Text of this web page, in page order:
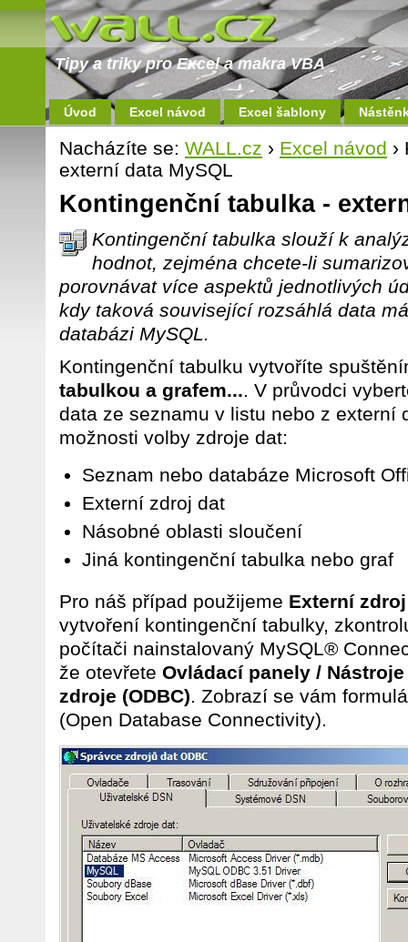
Tipy a triky pro Excel a makra VBA
Úvod Excel návod Excel šablony
Nacházíte se: WALL.cz › Excel návod ›
externí data MySQL
Kontingenční tabulka -
Kontingenční tabulka slouží k
hodnot, zejména chcete-li
porovnávat více aspektů jednotlivých
kdy taková související rozsáhlá data
databázi MySQL.
Kontingenční tabulku vytvoříte
tabulkou a grafem.... V průvodci
data ze seznamu v listu nebo z externí
možnosti volby zdroje dat:
Seznam nebo databáze Microsoft
Externí zdroj dat
Násobné oblasti sloučení
Jiná kontingenční tabulka nebo graf
Pro náš případ použijeme Externí
vytvoření kontingenční tabulky,
počítači nainstalovaný MySQL®
že otevřete Ovládací panely /
zdroje (ODBC). Zobrazí se vám
(Open Database Connectivity).